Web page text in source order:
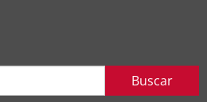
Buscar